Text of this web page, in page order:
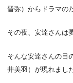
晋弥）からドラマの
その夜、安達さんは
そんな安達さんの目
井美羽）が現れまし